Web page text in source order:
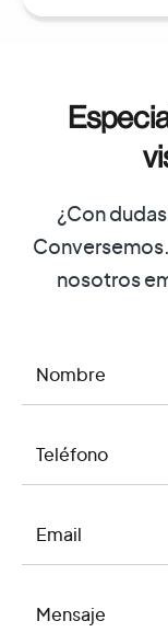
¿Con
nosotros